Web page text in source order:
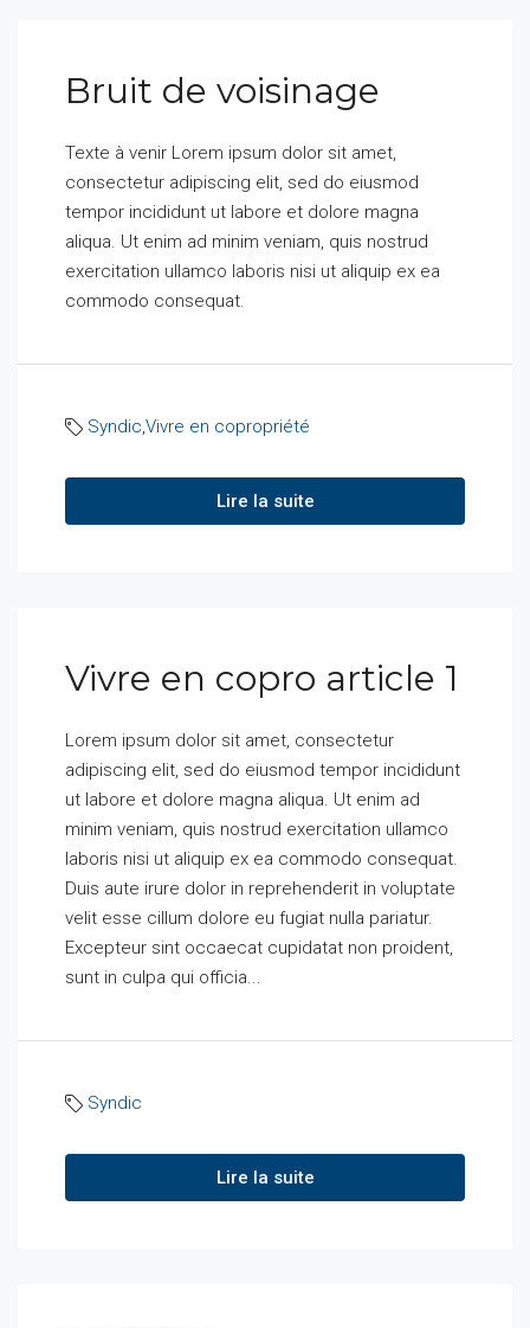
Bruit de voisinage
Texte à venir Lorem ipsum dolor sit amet,
consectetur adipiscing elit, sed do eiusmod
tempor incididunt ut labore et dolore magna
aliqua. Ut enim ad minim veniam, quis nostrud
exercitation ullamco laboris nisi ut aliquip ex ea
commodo consequat.
Syndic,Vivre en copropriété
Lire la suite
Vivre en copro article 1
Lorem ipsum dolor sit amet, consectetur
adipiscing elit, sed do eiusmod tempor incididunt
ut labore et dolore magna aliqua. Ut enim ad
minim veniam, quis nostrud exercitation ullamco
laboris nisi ut aliquip ex ea commodo consequat.
Duis aute irure dolor in reprehenderit in voluptate
velit esse cillum dolore eu fugiat nulla pariatur.
Excepteur sint occaecat cupidatat non proident,
sunt in culpa qui officia...
Syndic
Lire la suite